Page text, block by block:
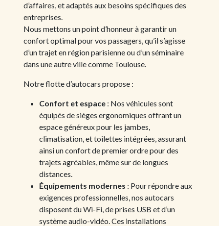
d’affaires, et adaptés aux besoins spécifiques des
entreprises.
Nous mettons un point d’honneur à garantir un
confort optimal pour vos passagers, qu’il s’agisse
d’un trajet en région parisienne ou d’un séminaire
dans une autre ville comme Toulouse.
Notre flotte d’autocars propose :
Confort et espace : Nos véhicules sont
équipés de sièges ergonomiques offrant un
espace généreux pour les jambes,
climatisation, et toilettes intégrées, assurant
ainsi un confort de premier ordre pour des
trajets agréables, même sur de longues
distances.
Équipements modernes : Pour répondre aux
exigences professionnelles, nos autocars
disposent du Wi-Fi, de prises USB et d’un
système audio-vidéo. Ces installations